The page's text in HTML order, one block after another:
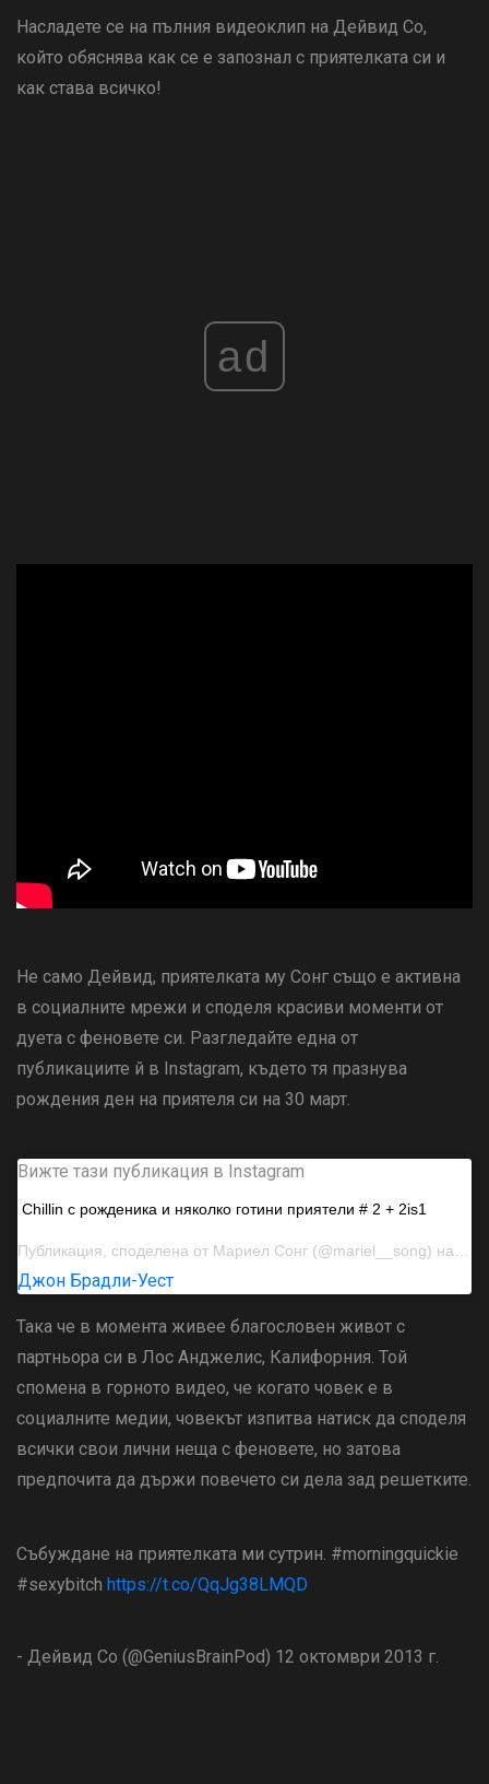
Насладете се на пълния видеоклип на Дейвид Со,
който обяснява как се е запознал с приятелката си и
как става всичко!
ad
Не само Дейвид, приятелката му Сонг също е активна
в социалните мрежи и споделя красиви моменти от
дуета с феновете си. Разгледайте една от
публикациите й в Instagram, където тя празнува
рождения ден на приятеля си на 30 март.
Вижте тази публикация в Instagram
Chillin с рожденика и няколко готини приятели # 2 + 2is1
Публикация, споделена от Мариел Сонг (@mariel__song) на 30 март 2019 г. в 17:22 ч. PDT
Джон Брадли-Уест
Така че в момента живее благословен живот с
партньора си в Лос Анджелис, Калифорния. Той
спомена в горното видео, че когато човек е в
социалните медии, човекът изпитва натиск да споделя
всички свои лични неща с феновете, но затова
предпочита да държи повечето си дела зад решетките.
Събуждане на приятелката ми сутрин. #morningquickie
#sexybitch https://t.co/QqJg38LMQD
- Дейвид Со (@GeniusBrainPod) 12 октомври 2013 г.